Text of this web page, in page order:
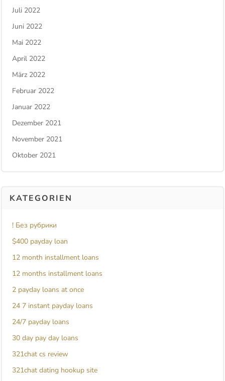
Juli 2022
Juni 2022
Mai 2022
April 2022
März 2022
Februar 2022
Januar 2022
Dezember 2021
November 2021
Oktober 2021
KATEGORIEN
! Без рубрики
$400 payday loan
12 month installment loans
12 months installment loans
2 payday loans at once
24 7 instant payday loans
24/7 payday loans
30 day pay day loans
321chat cs review
321chat dating hookup site